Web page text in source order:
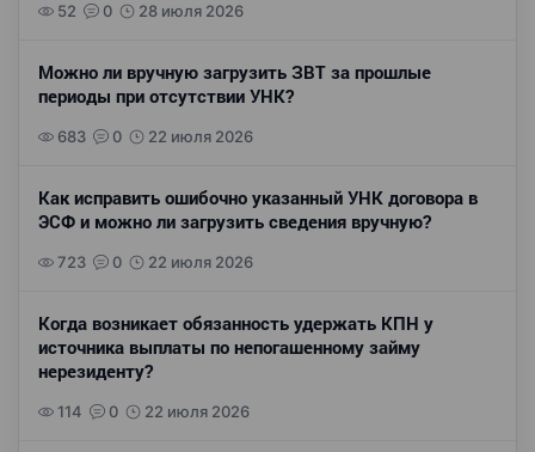
52 0 28 июля 2026
Можно ли вручную загрузить ЗВТ за прошлые
периоды при отсутствии УНК?
683 0 22 июля 2026
Как исправить ошибочно указанный УНК договора в
ЭСФ и можно ли загрузить сведения вручную?
723 0 22 июля 2026
Когда возникает обязанность удержать КПН у
источника выплаты по непогашенному займу
нерезиденту?
114 0 22 июля 2026